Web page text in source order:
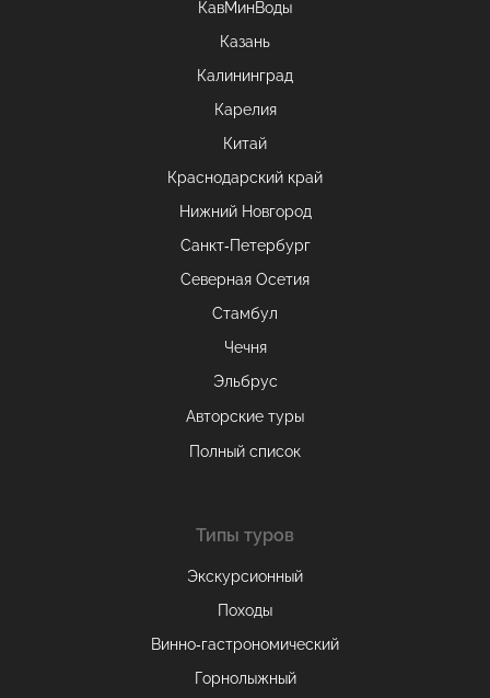
КавМинВоды
Казань
Калининград
Карелия
Китай
Краснодарский край
Нижний Новгород
Санкт-Петербург
Северная Осетия
Стамбул
Чечня
Эльбрус
Авторские туры
Полный список
Типы туров
Экскурсионный
Походы
Винно-гастрономический
Горнолыжный